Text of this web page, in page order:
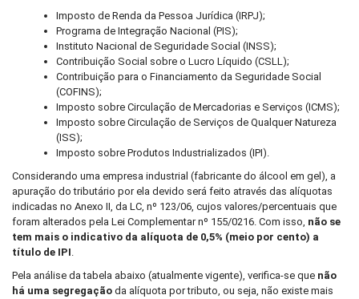
Imposto de Renda da Pessoa Jurídica (IRPJ);
Programa de Integração Nacional (PIS);
Instituto Nacional de Seguridade Social (INSS);
Contribuição Social sobre o Lucro Líquido (CSLL);
Contribuição para o Financiamento da Seguridade Social
(COFINS);
Imposto sobre Circulação de Mercadorias e Serviços (ICMS);
Imposto sobre Circulação de Serviços de Qualquer Natureza
(ISS);
Imposto sobre Produtos Industrializados (IPI).
Considerando uma empresa industrial (fabricante do álcool em gel), a
apuração do tributário por ela devido será feito através das alíquotas
indicadas no Anexo II, da LC, nº 123/06, cujos valores/percentuais que
foram alterados pela Lei Complementar nº 155/0216. Com isso, não se
tem mais o indicativo da alíquota de 0,5% (meio por cento) a
título de IPI.
Pela análise da tabela abaixo (atualmente vigente), verifica-se que não
há uma segregação da alíquota por tributo, ou seja, não existe mais